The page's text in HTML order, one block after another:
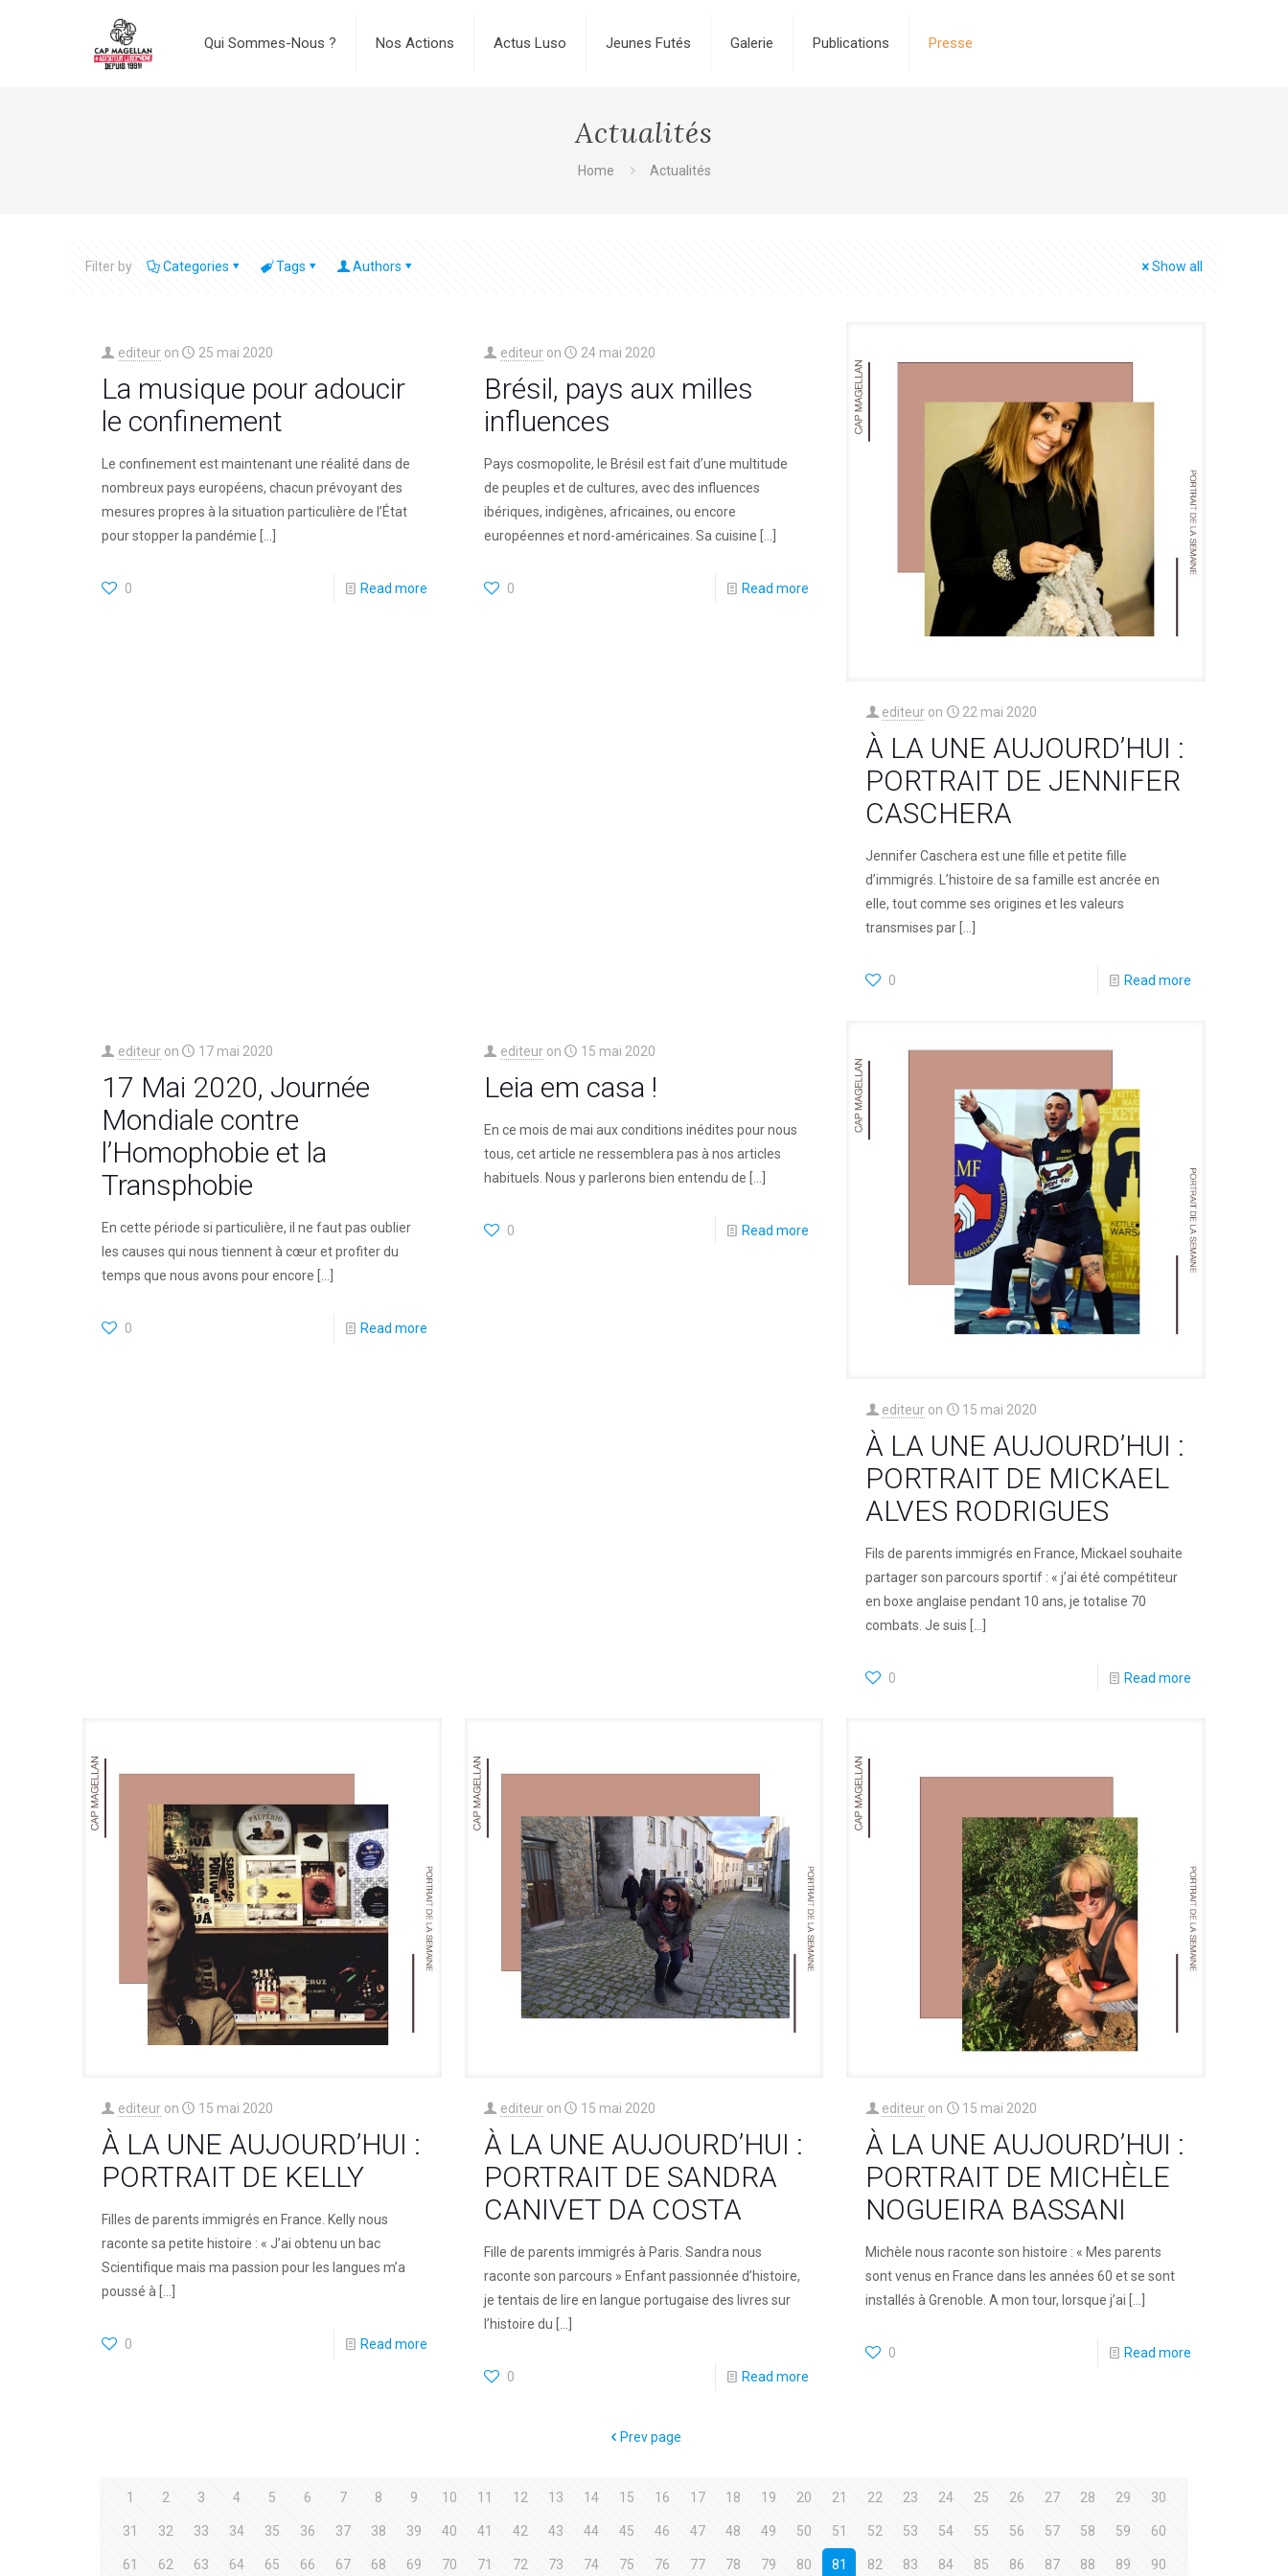
Qui Sommes-Nous ? Nos Actions Actus Luso Jeunes Futés Galerie Publications Presse
Actualités
Home Actualités
Filter by Categories Tags Authors Show all
editeur on 25 mai 2020
La musique pour adoucir
le confinement
Le confinement est maintenant une réalité dans de
nombreux pays européens, chacun prévoyant des
mesures propres à la situation particulière de l’État
pour stopper la pandémie
0 Read more
editeur on 24 mai 2020
Brésil, pays aux milles
influences
Pays cosmopolite, le Brésil est fait d’une multitude
de peuples et de cultures, avec des influences
ibériques, indigènes, africaines, ou encore
européennes et nord-américaines. Sa cuisine
0 Read more
editeur on 22 mai 2020
À LA UNE AUJOURD’HUI :
PORTRAIT DE JENNIFER
CASCHERA
Jennifer Caschera est une fille et petite fille
d’immigrés. L’histoire de sa famille est ancrée en
elle, tout comme ses origines et les valeurs
transmises par
0 Read more
editeur on 17 mai 2020
17 Mai 2020, Journée
Mondiale contre
l’Homophobie et la
Transphobie
En cette période si particulière, il ne faut pas oublier
les causes qui nous tiennent à cœur et profiter du
temps que nous avons pour encore
0 Read more
editeur on 15 mai 2020
Leia em casa !
En ce mois de mai aux conditions inédites pour nous
tous, cet article ne ressemblera pas à nos articles
habituels. Nous y parlerons bien entendu de
0 Read more
editeur on 15 mai 2020
À LA UNE AUJOURD’HUI :
PORTRAIT DE MICKAEL
ALVES RODRIGUES
Fils de parents immigrés en France, Mickael souhaite
partager son parcours sportif : « j’ai été compétiteur
en boxe anglaise pendant 10 ans, je totalise 70
combats. Je suis […]
0 Read more
editeur on 15 mai 2020
À LA UNE AUJOURD’HUI :
PORTRAIT DE KELLY
Filles de parents immigrés en France. Kelly nous
raconte sa petite histoire : « J’ai obtenu un bac
Scientifique mais ma passion pour les langues m’a
poussé à
0 Read more
editeur on 15 mai 2020
À LA UNE AUJOURD’HUI :
PORTRAIT DE SANDRA
CANIVET DA COSTA
Fille de parents immigrés à Paris. Sandra nous
raconte son parcours » Enfant passionnée d’histoire,
je tentais de lire en langue portugaise des livres sur
l’histoire du
0 Read more
editeur on 15 mai 2020
À LA UNE AUJOURD’HUI :
PORTRAIT DE MICHÈLE
NOGUEIRA BASSANI
Michèle nous raconte son histoire : « Mes parents
sont venus en France dans les années 60 et se sont
installés à Grenoble. A mon tour, lorsque j’ai
0 Read more
Prev page
1 2 3 4 5 6 7 8 9 10 11 12 13 14 15 16 17 18 19 20 21 22 23 24 25 26 27 28 29 30
31 32 33 34 35 36 37 38 39 40 41 42 43 44 45 46 47 48 49 50 51 52 53 54 55 56 57 58 59 60
61 62 63 64 65 66 67 68 69 70 71 72 73 74 75 76 77 78 79 80 81 82 83 84 85 86 87 88 89 90